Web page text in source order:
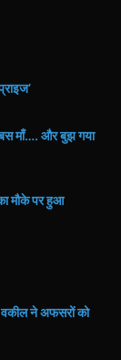
माँ…. और बुझ गया
मौके पर हुआ
वकील ने अफसरों को